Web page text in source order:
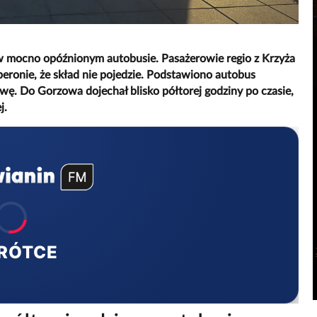
opóźnionym autobusie. Pasażerowie regio z Krzyża
że skład nie pojedzie. Podstawiono autobus
Do Gorzowa dojechał blisko półtorej godziny po czasie,